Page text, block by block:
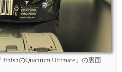
のQuantum Ultimate」の裏面